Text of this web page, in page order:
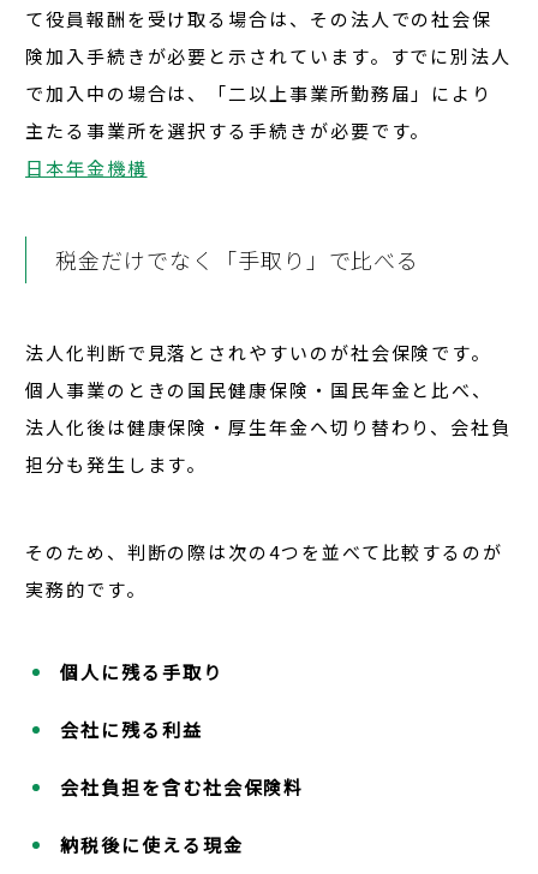
て役員報酬を受け取る場合は、その法人での社会保
険加入手続きが必要と示されています。すでに別法人
で加入中の場合は、「二以上事業所勤務届」により
主たる事業所を選択する手続きが必要です。
日本年金機構
税金だけでなく「手取り」で比べる
法人化判断で見落とされやすいのが社会保険です。
個人事業のときの国民健康保険・国民年金と比べ、
法人化後は健康保険・厚生年金へ切り替わり、 会社負
担分も発生 します。
そのため、判断の際は次の4つを並べて比較するのが
実務的です。
個人に残る手取り
会社に残る利益
会社負担を含む社会保険料
納税後に使える現金